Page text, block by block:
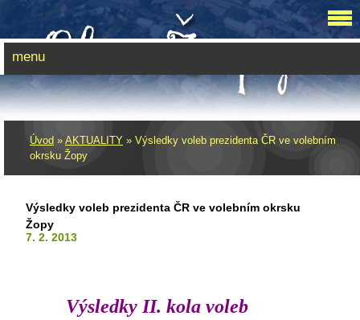
Úvod » AKTUALITY » Výsledky voleb prezidenta ČR ve volebním
okrsku Žopy
Výsledky voleb prezidenta ČR ve volebním okrsku
Žopy
7. 2. 2013
Výsledky II. kola voleb
menu